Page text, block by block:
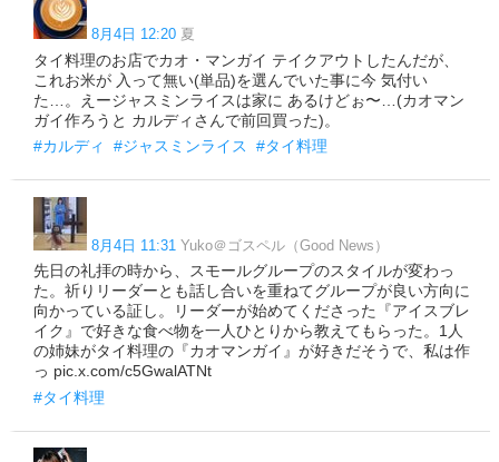
8月4日 12:20 夏
タイ料理のお店でカオ・マンガイ テイクアウトしたんだが、
これお米が 入って無い(単品)を選んでいた事に今 気付い
た…。えージャスミンライスは家に あるけどぉ〜…(カオマン
ガイ作ろうと カルディさんで前回買った)。
#カルディ
#ジャスミンライス #タイ料理
8月4日 11:31 Yuko＠ゴスペル（Good News）
先日の礼拝の時から、スモールグループのスタイルが変わっ
た。祈りリーダーとも話し合いを重ねてグループが良い方向に
向かっている証し。リーダーが始めてくださった『アイスブレ
イク』で好きな食べ物を一人ひとりから教えてもらった。1人
の姉妹がタイ料理の『カオマンガイ』が好きだそうで、私は作
っ pic.x.com/c5GwalATNt
#タイ料理